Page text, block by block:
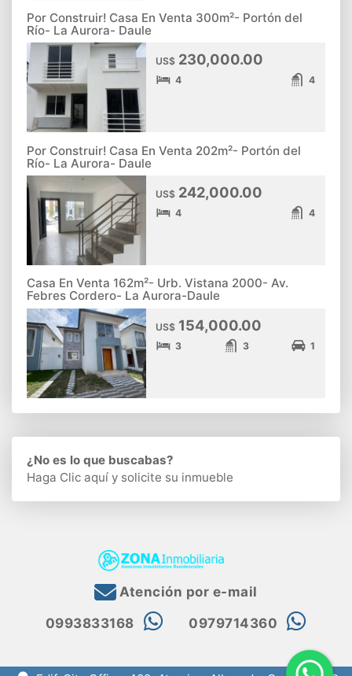
Por Construir! Casa En Venta 300m²- Portón del
Río- La Aurora- Daule
US$ 230,000.00
4 4
Por Construir! Casa En Venta 202m²- Portón del
Río- La Aurora- Daule
US$ 242,000.00
4 4
Casa En Venta 162m²- Urb. Vistana 2000- Av.
Febres Cordero- La Aurora-Daule
US$ 154,000.00
3 3 1
¿No es lo que buscabas?
Haga Clic aquí y solicite su inmueble
Atención por e-mail
0993833168
0979714360